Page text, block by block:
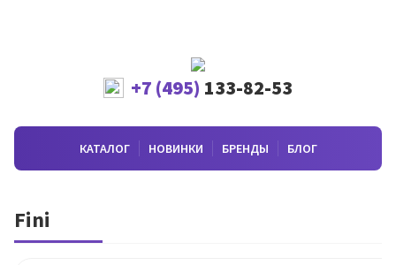
+7 (495) 133-82-53
КАТАЛОГ НОВИНКИ БРЕНДЫ БЛОГ
Fini